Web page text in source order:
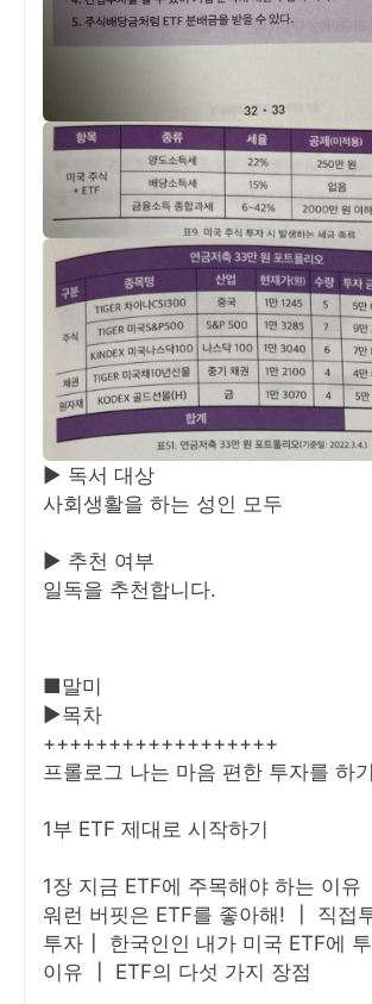
▶ 독서 대상
사회생활을 하는 성인 모두
▶ 추천 여부
일독을 추천합니다.
■말미
▶목차
++++++++++++++++++
프롤로그 나는 마음 편한 투자를 하
1부 ETF 제대로 시작하기
1장 지금 ETF에 주목해야 하는 이유
워런 버핏은 ETF를 좋아해! ┃ 직접
투자┃ 한국인인 내가 미국 ETF에
이유 ┃ ETF의 다섯 가지 장점